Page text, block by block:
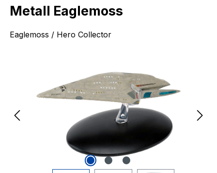
Metall Eaglemoss
Eaglemoss / Hero Collector